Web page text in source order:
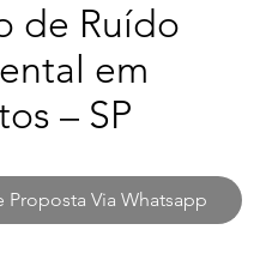
de Ruído
em
– SP
Proposta Via Whatsapp